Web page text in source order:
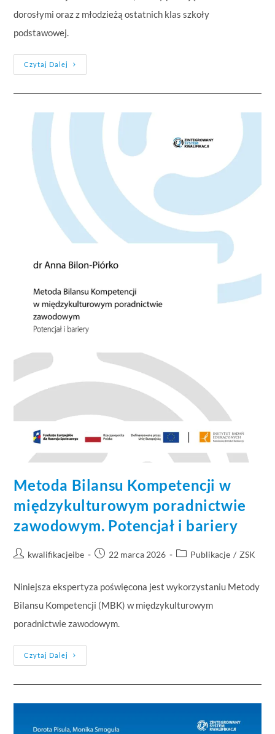
dorosłymi oraz z młodzieżą ostatnich klas szkoły
podstawowej.
Czytaj Dalej
Metoda Bilansu Kompetencji w
międzykulturowym poradnictwie
zawodowym. Potencjał i bariery
kwalifikacjeibe 22 marca 2026 Publikacje / ZSK
Niniejsza ekspertyza poświęcona jest wykorzystaniu Metody
Bilansu Kompetencji (MBK) w międzykulturowym
poradnictwie zawodowym.
Czytaj Dalej